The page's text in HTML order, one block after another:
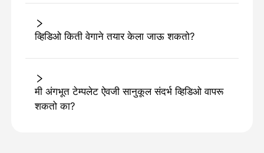
व्हिडिओ किती वेगाने तयार केला जाऊ शकतो?
मी अंगभूत टेम्पलेट ऐवजी सानुकूल संदर्भ व्हिडिओ वापरू
शकतो का?